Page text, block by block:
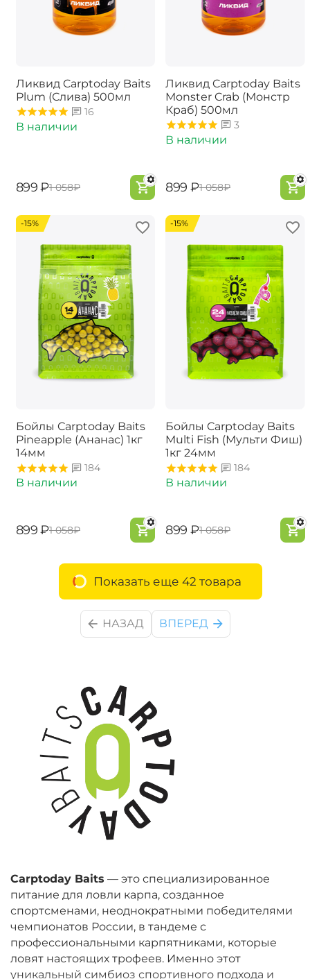
Carptoday Baits — это специализированное
питание для ловли карпа, созданное
спортсменами, неоднократными победителями
чемпионатов России, в тандеме с
профессиональными карпятниками, которые
ловят настоящих трофеев. Именно этот
уникальный симбиоз спортивного подхода и
Ликвид Carptoday Baits
Plum (Слива) 500мл
16
В наличии
‍899‍ ₽‍1 058‍₽
Ликвид Carptoday Baits
Monster Crab (Монстр
Краб) 500мл
3
В наличии
‍899‍ ₽‍1 058‍₽
-15%
Бойлы Carptoday Baits
Pineapple (Ананас) 1кг
14мм
184
В наличии
‍899‍ ₽‍1 058‍₽
-15%
Бойлы Carptoday Baits
Multi Fish (Мульти Фиш)
1кг 24мм
184
В наличии
‍899‍ ₽‍1 058‍₽
Показать еще 42 товара
НАЗАД ВПЕРЕД